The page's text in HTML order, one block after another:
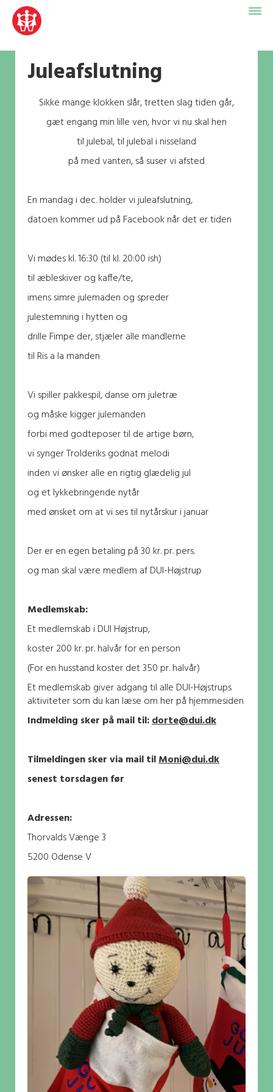
Juleafslutning
Sikke mange klokken slår, tretten slag tiden går,
gæt engang min lille ven, hvor vi nu skal hen
til julebal, til julebal i nisseland
på med vanten, så suser vi afsted
En mandag i dec. holder vi juleafslutning,
datoen kommer ud på Facebook når det er tiden
Vi mødes kl. 16:30 (til kl. 20:00 ish)
til æbleskiver og kaffe/te,
imens simre julemaden og spreder
julestemning i hytten og
drille Fimpe der, stjæler alle mandlerne
til Ris a la manden
Vi spiller pakkespil, danse om juletræ
og måske kigger julemanden
forbi med godteposer til de artige børn,
vi synger Trolderiks godnat melodi
inden vi ønsker alle en rigtig glædelig jul
og et lykkebringende nytår
med ønsket om at vi ses til nytårskur i januar
Der er en egen betaling på 30 kr. pr. pers.
og man skal være medlem af DUI-Højstrup
Medlemskab:
Et medlemskab i DUI Højstrup,
koster 200 kr. pr. halvår for en person
(For en husstand koster det 350 pr. halvår)
Et medlemskab giver adgang til alle DUI-Højstrups
aktiviteter som du kan læse om her på hjemmesiden
Indmelding sker på mail til:dorte@dui.dk
Tilmeldingen sker via mail tilMoni@dui.dk
senest torsdagen før
Adressen:
Thorvalds Vænge 3
5200 Odense V